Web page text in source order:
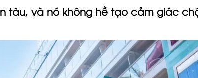
tàu, và nó không hề tạo cảm giác